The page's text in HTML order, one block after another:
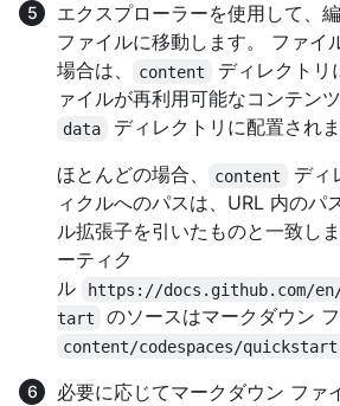
エクスプローラーを使用して、
ファイルに移動します。 ファイ
場合は、
content
ディレクトリ
ァイルが再利用可能なコンテン
data
ディレクトリに配置されま
ほとんどの場合、
content
ディ
ィクルへのパスは、URL 内のパ
ル拡張子を引いたものと一致し
ーティク
ル
https://docs.github.com/en/
tart
のソースはマークダウン
content/codespaces/
必要に応じてマークダウン ファ